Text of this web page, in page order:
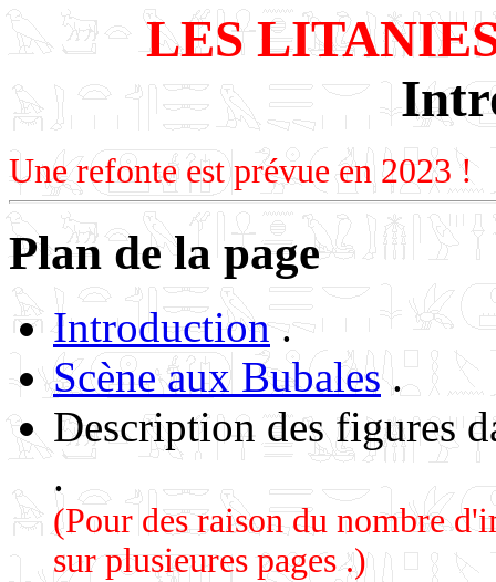
LES
Une refonte est prévue en 2023 !
Plan de la page
Introduction .
Scène aux Bubales .
Description des figures
.
(Pour des raison du nombre
sur plusieures pages .)